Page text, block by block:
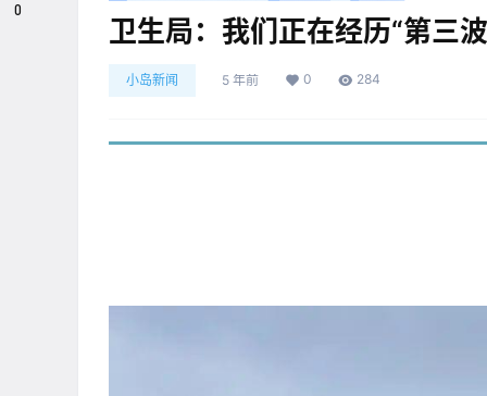
卫生局：我们正在经历“第三
小岛新闻 5 年前 0 284
0